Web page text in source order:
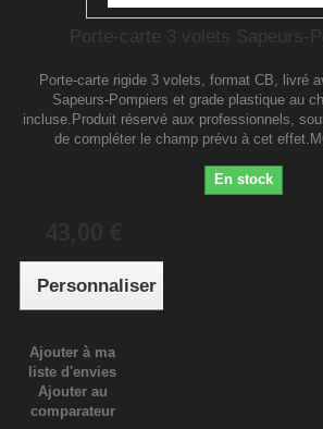
Porte-carte 3 volets Sapeurs-
Porte-carte rigide 3 volets, format CB, livré
Sapeurs-Pompiers et grade plastique au
incluse.Produit réservé aux professionnels,
de compléter le champ prévu à cet
En stock
Personnaliser
Ajouter à ma
liste d'envies
Ajouter au
comparateur